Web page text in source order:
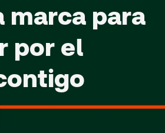
marca para
por el